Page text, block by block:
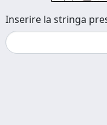
Inserire la stringa